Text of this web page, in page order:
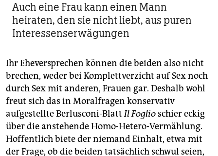
Auch eine Frau kann einen Mann
heiraten, den sie nicht liebt, aus puren
Interessenserwägungen
Ihr Eheversprechen können die beiden also nicht
brechen, weder bei Komplettverzicht auf Sex noch
durch Sex mit anderen, Frauen gar. Deshalb wohl
freut sich das in Moralfragen konservativ
aufgestellte Berlusconi-BlattIl Foglio schier eckig
über die anstehende Homo-Hetero-Vermählung.
Hoffentlich biete der niemand Einhalt, etwa mit
der Frage, ob die beiden tatsächlich schwul seien,